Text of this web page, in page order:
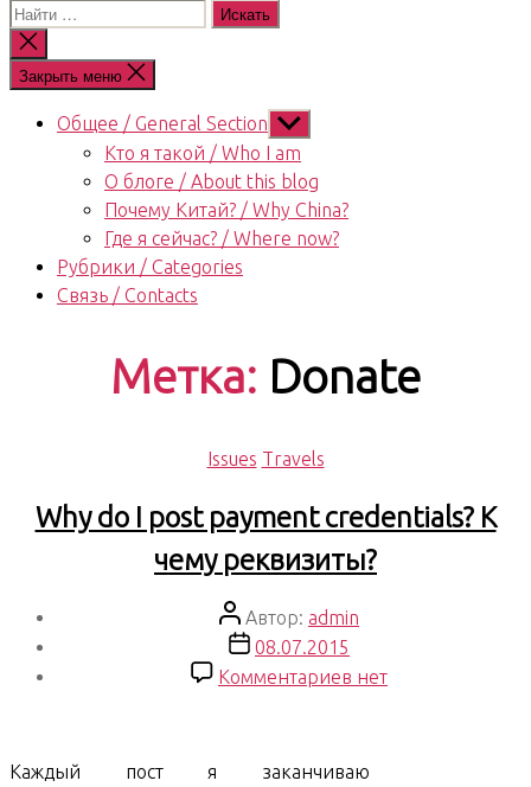
Поиск:
Закрыть
поиск
Закрыть меню
Общее / General Section Показывать
подменю
Кто я такой / Who I am
О блоге / About this blog
Почему Китай? / Why China?
Где я сейчас? / Where now?
Рубрики / Categories
Связь / Contacts
Метка: Donate
Рубрики
Issues Travels
Why do I post payment credentials? К
чему реквизиты?
Автор
записи
Автор: admin
Дата
записи
08.07.2015
Комментариев кнет
Каждый пост я заканчиваю